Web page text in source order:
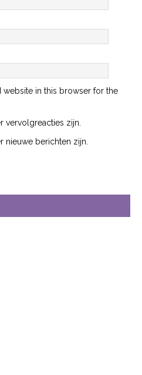
website in this browser for the
vervolgreacties zijn.
nieuwe berichten zijn.